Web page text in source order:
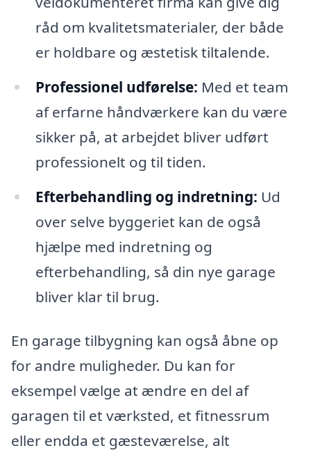
råd om kvalitetsmaterialer, der både
er holdbare og æstetisk tiltalende.
Professionel udførelse: Med et team
af erfarne håndværkere kan du være
sikker på, at arbejdet bliver udført
professionelt og til tiden.
Efterbehandling og indretning: Ud
over selve byggeriet kan de også
hjælpe med indretning og
efterbehandling, så din nye garage
bliver klar til brug.
En garage tilbygning kan også åbne op
for andre muligheder. Du kan for
eksempel vælge at ændre en del af
garagen til et værksted, et fitnessrum
eller endda et gæsteværelse, alt